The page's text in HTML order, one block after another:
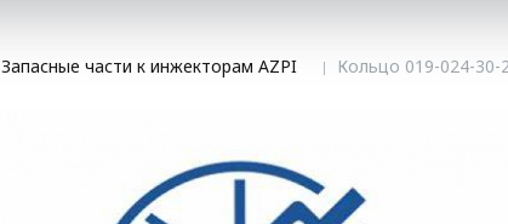
Запасные части к инжекторам AZPI Кольцо 019-024-30-